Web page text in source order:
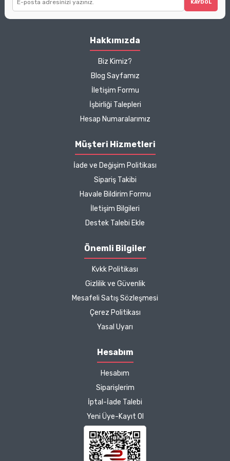
KAYDOL
Hakkımızda
Biz Kimiz?
Blog Sayfamız
İletişim Formu
İşbirliği Talepleri
Hesap Numaralarımız
Müşteri Hizmetleri
İade ve Değişim Politikası
Sipariş Takibi
Havale Bildirim Formu
İletişim Bilgileri
Destek Talebi Ekle
Önemli Bilgiler
Kvkk Politikası
Gizlilik ve Güvenlik
Mesafeli Satış Sözleşmesi
Çerez Politikası
Yasal Uyarı
Hesabım
Hesabım
Siparişlerim
İptal-İade Talebi
Yeni Üye-Kayıt Ol